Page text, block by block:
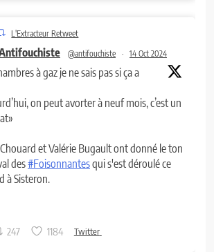
L'Extracteur Retweet
@antifouchiste · 14 Oct 2024
à gaz je ne sais pas si ça a
on peut avorter à neuf mois, c’est un
et Valérie Bugault ont donné le ton
des#Foisonnantesqui s'est déroulé ce
à Sisteron.
247 1184 Twitter